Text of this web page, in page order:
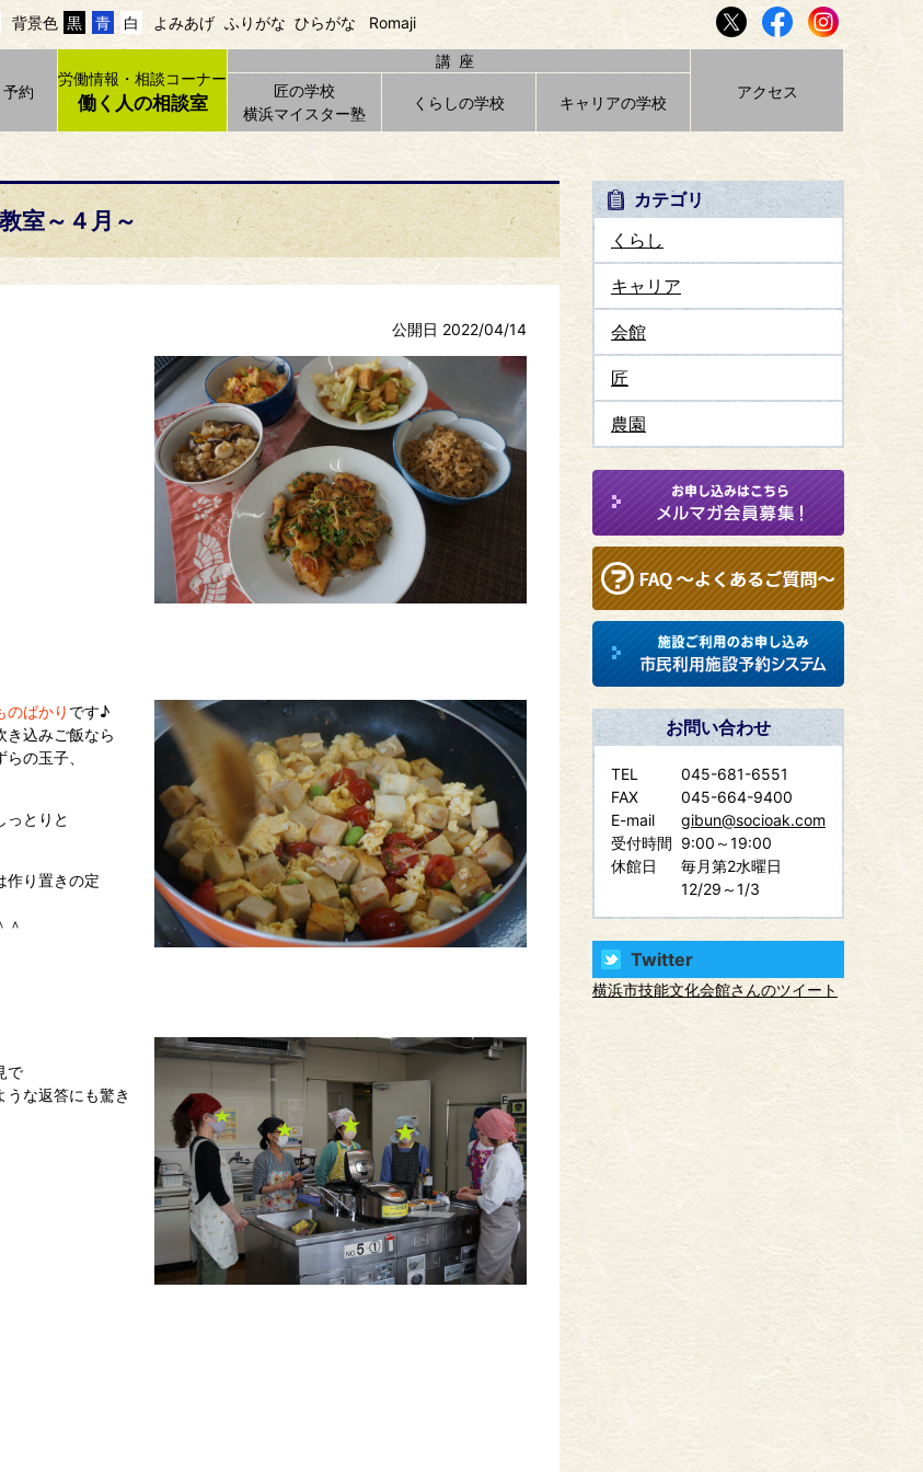
背景色 黒 青 白 よみあげ ふりがな ひらがな Romaji
約
労働情報・相談コーナー
働く人の相談室
講座
匠の学校
横浜マイスター塾
くらしの学校 キャリアの学校
アクセス
室～４月～
公開日 2022/04/14
のばかり です♪
き込みご飯なら
の玉子、
っとりと
作り置きの定
＾
で
うな返答にも驚き
カテゴリ
くらし
キャリア
会館
匠
農園
お問い合わせ
TEL
045-681-6551
FAX
045-664-9400
E-mail
gibun@socioak.com
受付時間 9:00～19:00
休館日
毎月第2水曜日
12/29～1/3
Twitter
横浜市技能文化会館さんのツイート